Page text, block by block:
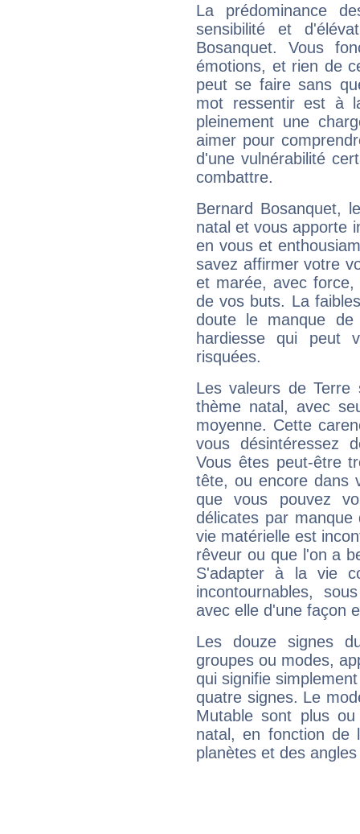
La prédominance
sensibilité et
Bosanquet. Vous
émotions, et rien de
peut se faire sans
mot ressentir est à
pleinement une
aimer pour
d'une vulnérabilité
combattre.
Bernard Bosanquet,
natal et vous apporte
en vous et
savez affirmer votre
et marée, avec
de vos buts. La
doute le manque
hardiesse qui peut
risquées.
Les valeurs de Terre
thème natal, avec
moyenne. Cette
vous désintéressez
Vous êtes peut-être
tête, ou encore dans
que vous pouvez
délicates par
vie matérielle est
rêveur ou que l'on a
S'adapter à la vie
incontournables,
avec elle d'une façon
Les douze signes
groupes ou modes,
qui signifie
quatre signes. Le
Mutable sont plus
natal, en fonction de
planètes et des